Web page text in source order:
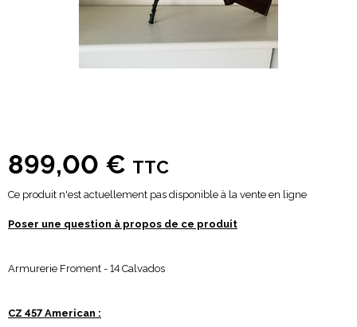
899,00 € TTC
Ce produit n'est actuellement pas disponible à la vente en ligne
Poser une question à propos de ce produit
Armurerie Froment - 14 Calvados
CZ 457 American :